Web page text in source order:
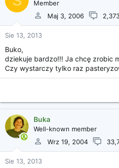
Member
Maj 3, 2006
Sie 13, 2013
Buko,
dziekuje bardzo!!! Ja chcę zrobic
Czy wystarczy tylko raz
Buka
Well-known member
Wrz 19, 2004
Sie 13, 2013